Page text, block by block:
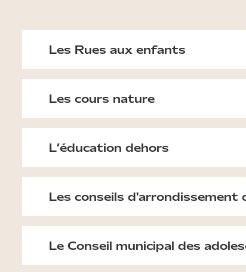
Les Rues aux enfants
Les cours nature
L’éducation dehors
Les conseils d'arrondissement
Le Conseil municipal des